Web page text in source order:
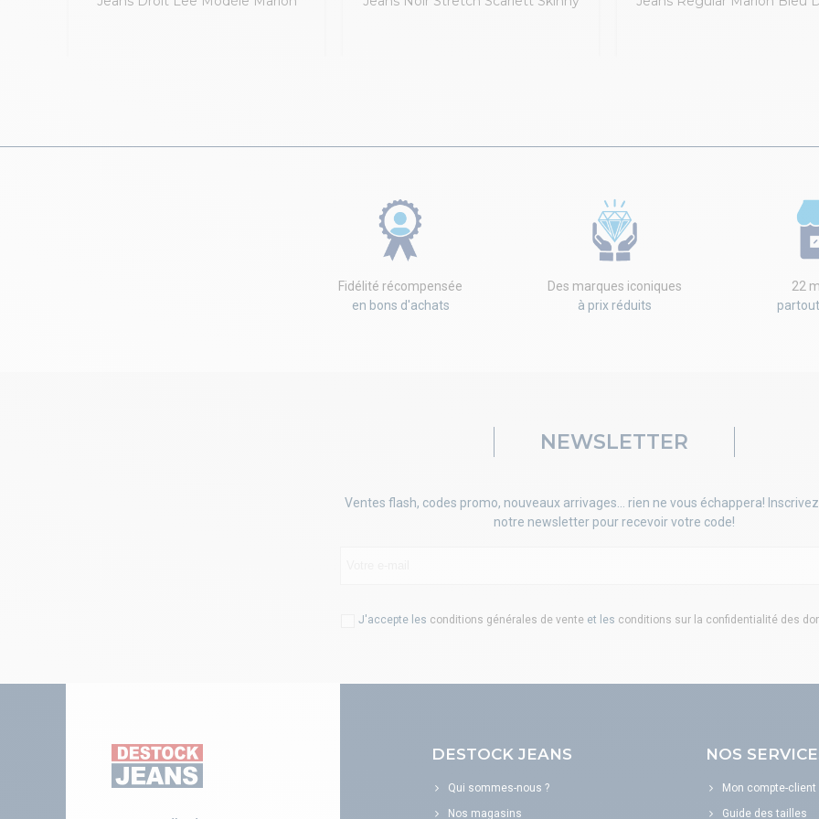
Fidélité récompensée
en bons d'achats
Des marques iconiques
à prix réduits
22
NEWSLETTER
Ventes flash, codes promo, nouveaux arrivages... rien ne vous échappera!
notre newsletter pour recevoir votre code!
J'accepte les conditions générales de vente et les conditions sur la confidentialité des
DESTOCK JEANS
Qui sommes-nous ?
Nos magasins
NOS
Mon compte-client
Guide des tailles